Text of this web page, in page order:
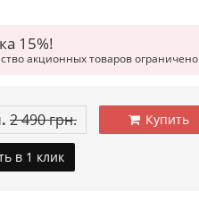
15%!
акционных товаров ограничено
2 490 грн. Купить
в 1 клик